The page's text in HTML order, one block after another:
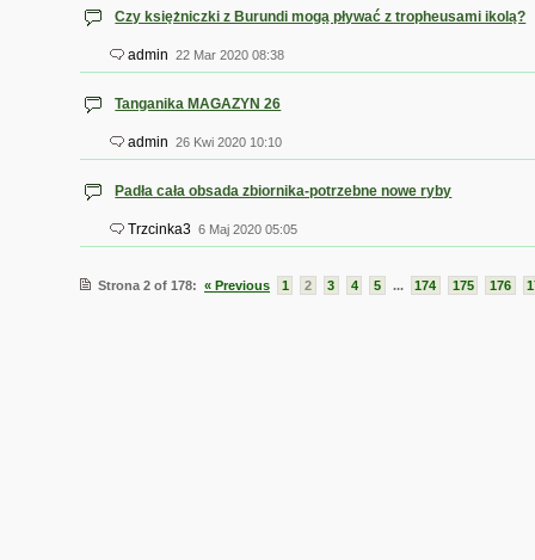
Czy księżniczki z Burundi mogą pływać z tropheusami ikolą?
admin 22 Mar 2020 08:38
Tanganika MAGAZYN 26
admin 26 Kwi 2020 10:10
Padła cała obsada zbiornika-potrzebne nowe ryby
Trzcinka3 6 Maj 2020 05:05
Strona 2 of 178: « Previous 1 2 3 4 5 ... 174 175 176